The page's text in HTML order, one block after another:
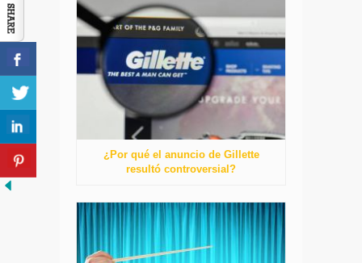
¿Por qué el anuncio de Gillette
resultó controversial?